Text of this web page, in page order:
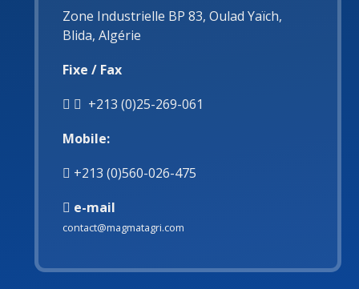
Zone Industrielle BP 83, Oulad Yaïch,
Blida, Algérie
Fixe / Fax
+213 (0)25-269-061
Mobile:
+213 (0)560-026-475
e-mail
contact@magmatagri.com